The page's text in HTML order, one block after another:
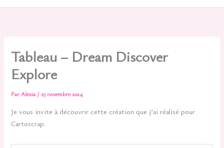
Tableau – Dream Discover
Explore
ParAlexia /25 novembre 2024
Je vous invite à découvrir cette création que j’ai réalisé pour
Cartoscrap.